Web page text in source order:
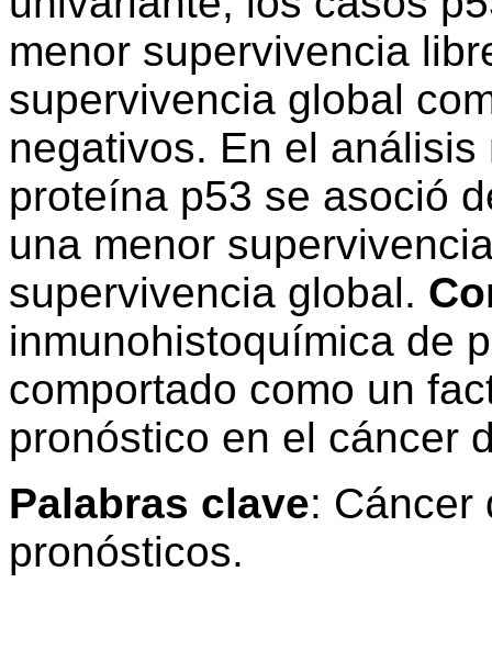
menor supervivencia
supervivencia global
negativos. En el
proteína p53 se asoció
una menor
supervivencia global.
inmunohistoquímica de
comportado como un
pronóstico en el cáncer
Palabras clave: Cáncer
pronósticos.